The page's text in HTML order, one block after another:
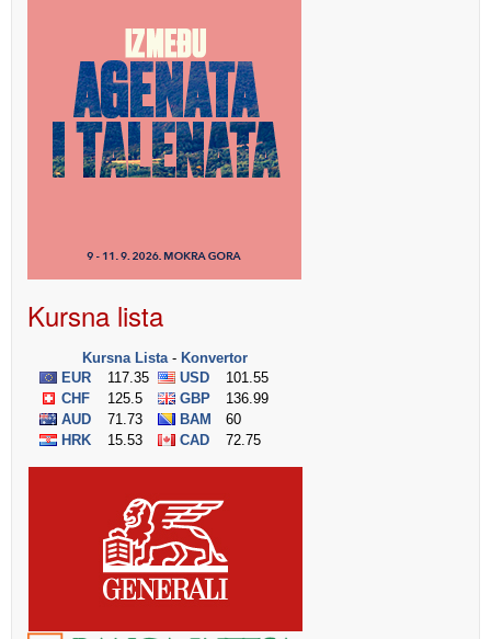
Kursna lista